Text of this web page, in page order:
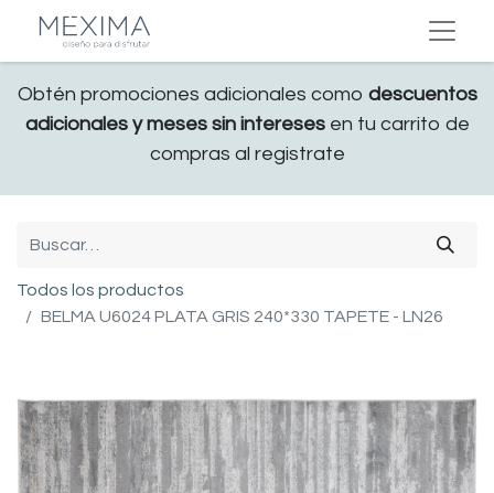
Obtén promociones adicionales como descuentos
adicionales y meses sin interesesen tu carrito de
compras al registrate
Todos los productos
BELMA U6024 PLATA GRIS 240*330 TAPETE - LN26